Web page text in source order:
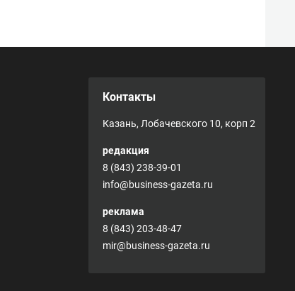
Контакты
Казань, Лобачевского 10, корп 2
редакция
8 (843) 238-39-01
info@business-gazeta.ru
реклама
8 (843) 203-48-47
mir@business-gazeta.ru